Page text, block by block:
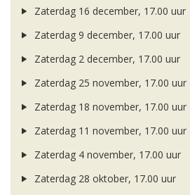
Zaterdag 16 december, 17.00 uur
Zaterdag 9 december, 17.00 uur
Zaterdag 2 december, 17.00 uur
Zaterdag 25 november, 17.00 uur
Zaterdag 18 november, 17.00 uur
Zaterdag 11 november, 17.00 uur
Zaterdag 4 november, 17.00 uur
Zaterdag 28 oktober, 17.00 uur